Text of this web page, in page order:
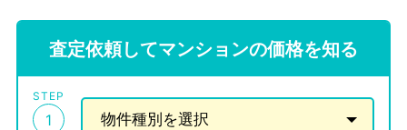
査定依頼してマンションの価格を知る
STEP
1